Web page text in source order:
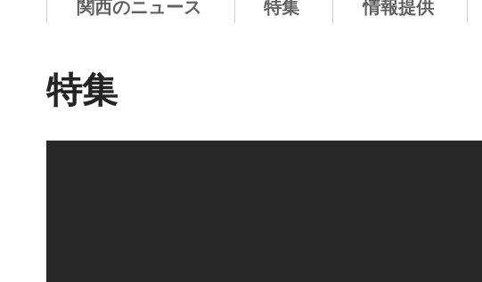
関西のニュース 特集 情報提供
特集